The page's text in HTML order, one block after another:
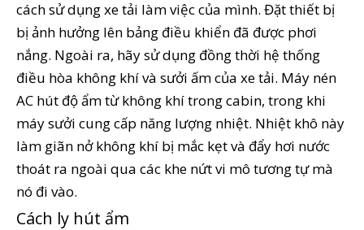
cách sử dụng xe tải làm việc của mình. Đặt thiết bị
bị ảnh hưởng lên bảng điều khiển đã được phơi
nắng. Ngoài ra, hãy sử dụng đồng thời hệ thống
điều hòa không khí và sưởi ấm của xe tải. Máy nén
AC hút độ ẩm từ không khí trong cabin, trong khi
máy sưởi cung cấp năng lượng nhiệt. Nhiệt khô này
làm giãn nở không khí bị mắc kẹt và đẩy hơi nước
thoát ra ngoài qua các khe nứt vi mô tương tự mà
nó đi vào.
Cách ly hút ẩm